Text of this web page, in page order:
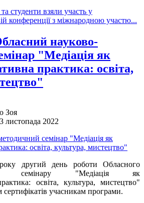
студенти взяли участь у
конференції з міжнародною участю...
науково-
"Медіація як
практика: освіта,
Зоя
листопада 2022
другий день роботи Обласного
семінару "Медіація як
освіта, культура, мистецтво"
учасникам програми.